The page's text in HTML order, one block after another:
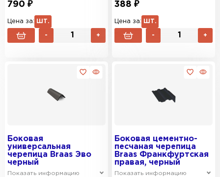
790 ₽
Цена за: ШТ.
- +
388 ₽
Цена за: ШТ.
- +
Боковая
универсальная
черепица Braas Эво
черный
Показать информацию
Боковая цементно-
песчаная черепица
Braas Франкфуртская
правая, черный
Показать информацию